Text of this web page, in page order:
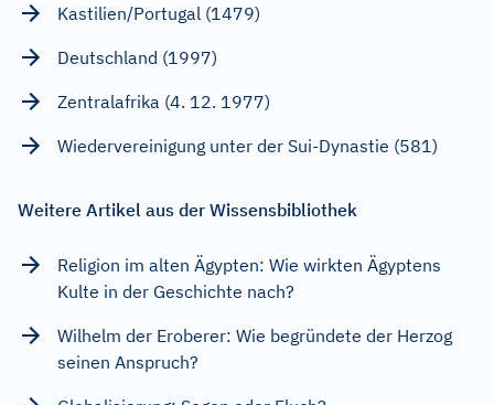
Kastilien/Portugal (1479)
Deutschland (1997)
Zentralafrika (4. 12. 1977)
Wiedervereinigung unter der Sui-Dynastie (581)
Weitere Artikel aus der Wissensbibliothek
Religion im alten Ägypten: Wie wirkten Ägyptens
Kulte in der Geschichte nach?
Wilhelm der Eroberer: Wie begründete der Herzog
seinen Anspruch?